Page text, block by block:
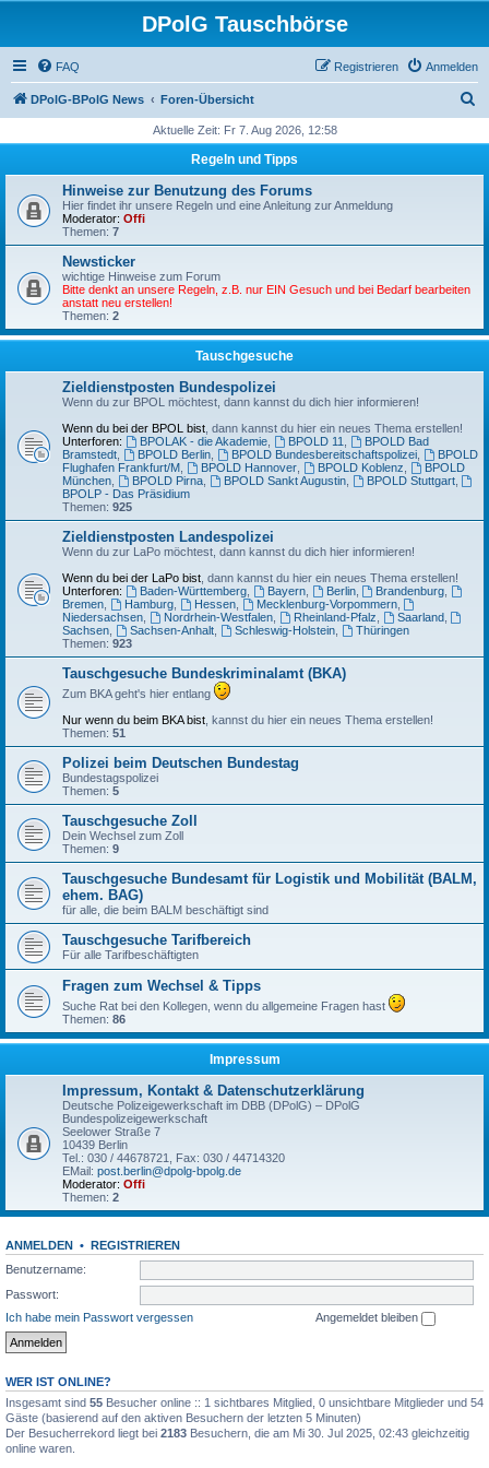
DPolG Tauschbörse
FAQ Anmelden
Registrieren
DPolG-BPolG News Foren-Übersicht
h
Aktuelle Zeit: Fr 7. Aug 2026, 12:58
Regeln und Tipps
Hinweise zur Benutzung des Forums
Hier findet ihr unsere Regeln und eine Anleitung zur Anmeldung
Moderator: Offi
Themen: 7
Newsticker
wichtige Hinweise zum Forum
Bitte denkt an unsere Regeln, z.B. nur EIN Gesuch und bei Bedarf bearbeiten
anstatt neu erstellen!
Themen: 2
Tauschgesuche
Zieldienstposten Bundespolizei
Wenn du zur BPOL möchtest, dann kannst du dich hier informieren!
Wenn du bei der BPOL bist , dann kannst du hier ein neues Thema erstellen!
Unterforen:
BPOLAK - die Akademie, BPOLD 11
BPOLD Bad
Bramstedt
BPOLD Berlin, BPOLD Bundesbereitschaftspolizei,
BPOLD
Flughafen Frankfurt/M
BPOLD Hannover, BPOLD Koblenz
BPOLD
München
BPOLD Pirna, BPOLD Sankt Augustin, BPOLD Stuttgart,
BPOLP - Das Präsidium
Themen: 925
Zieldienstposten Landespolizei
Wenn du zur LaPo möchtest, dann kannst du dich hier informieren!
Wenn du bei der LaPo bist , dann kannst du hier ein neues Thema erstellen!
Unterforen:
Baden-Württemberg, Bayern, Berlin, Brandenburg
Bremen
Hamburg, Hessen, Mecklenburg-Vorpommern,
Niedersachsen
Nordrhein-Westfalen, Rheinland-Pfalz Saarland,
Sachsen
Sachsen-Anhalt, Schleswig-Holstein,
Thüringen
Themen: 923
Tauschgesuche Bundeskriminalamt (BKA)
Zum BKA geht's hier entlang
Nur wenn du beim BKA bist , kannst du hier ein neues Thema erstellen!
Themen: 51
Polizei beim Deutschen Bundestag
Bundestagspolizei
Themen: 5
Tauschgesuche Zoll
Dein Wechsel zum Zoll
Themen: 9
Tauschgesuche Bundesamt für Logistik und Mobilität (BALM,
ehem. BAG)
für alle, die beim BALM beschäftigt sind
Tauschgesuche Tarifbereich
Für alle Tarifbeschäftigten
Fragen zum Wechsel & Tipps
Suche Rat bei den Kollegen, wenn du allgemeine Fragen hast
Themen: 86
Impressum
Impressum, Kontakt & Datenschutzerklärung
Deutsche Polizeigewerkschaft im DBB (DPolG) – DPolG
Bundespolizeigewerkschaft
Seelower Straße 7
10439 Berlin
Tel.: 030 / 44678721, Fax: 030 / 44714320
EMail: post.berlin@dpolg-bpolg.de
Moderator: Offi
Themen: 2
ANMELDEN • REGISTRIEREN
Benutzername:
Passwort:
Ich habe mein Passwort vergessen
Angemeldet bleiben
WER IST ONLINE?
Insgesamt sind 55 Besucher online :: 1 sichtbares Mitglied, 0 unsichtbare Mitglieder und 54
Gäste (basierend auf den aktiven Besuchern der letzten 5 Minuten)
Der Besucherrekord liegt bei 2183 Besuchern, die am Mi 30. Jul 2025, 02:43 gleichzeitig
online waren.